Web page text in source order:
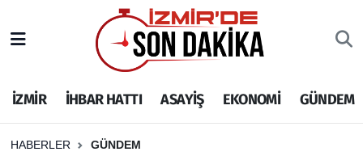
İZMİR İHBAR HATTI ASAYİŞ EKONOMİ GÜNDEM
HABERLER GÜNDEM
İHBAR HATTI
DEPREM
İzmir Nöbetçi Eczaneler
İzmir Hava Durumu
İzmir Namaz Vakitleri